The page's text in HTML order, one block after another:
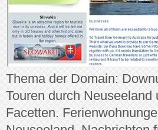
Thema der Domain:
Touren durch
Facetten.